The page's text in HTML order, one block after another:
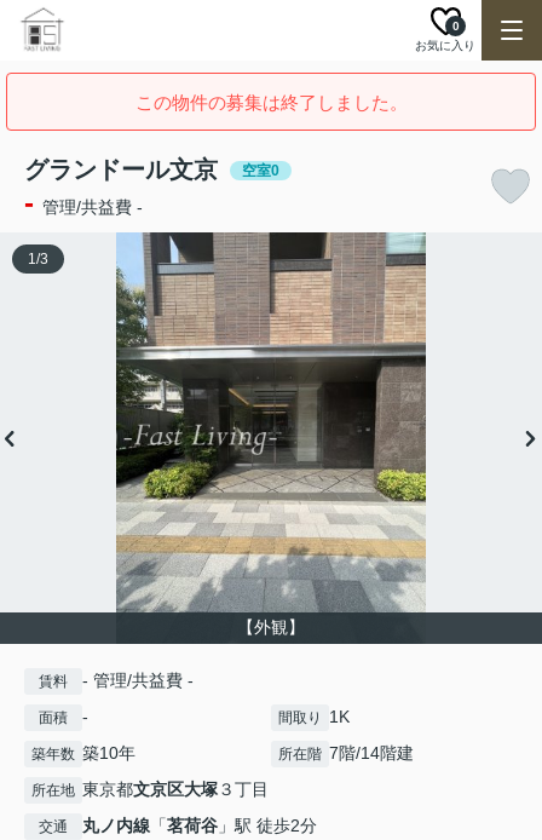
お気に入り
0
この物件の募集は終了しました。
グランドール文京 空室0
- 管理/共益費 -
【外観】
1/3
賃料 - 管理/共益費 -
面積 - 間取り 1K
築年数 築10年 所在階 7階/14階建
所在地 東京都文京区大塚３丁目
交通 丸ノ内線 「茗荷谷 」駅 徒歩2分